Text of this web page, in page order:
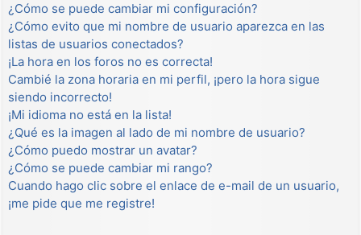
¿Cómo se puede cambiar mi configuración?
¿Cómo evito que mi nombre de usuario aparezca en las
listas de usuarios conectados?
¡La hora en los foros no es correcta!
Cambié la zona horaria en mi perfil, ¡pero la hora sigue
siendo incorrecto!
¡Mi idioma no está en la lista!
¿Qué es la imagen al lado de mi nombre de usuario?
¿Cómo puedo mostrar un avatar?
¿Cómo se puede cambiar mi rango?
Cuando hago clic sobre el enlace de e-mail de un usuario,
¡me pide que me registre!